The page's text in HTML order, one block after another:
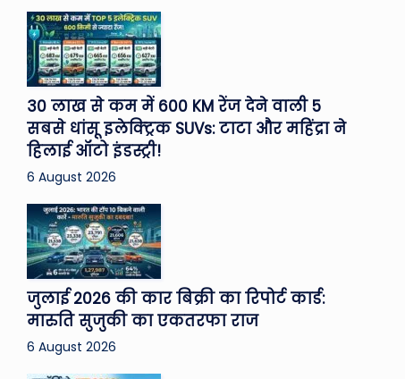
30 लाख से कम में 600 KM रेंज देने वाली 5
सबसे धांसू इलेक्ट्रिक SUVs: टाटा और महिंद्रा ने
हिलाई ऑटो इंडस्ट्री!
6 August 2026
जुलाई 2026 की कार बिक्री का रिपोर्ट कार्ड:
मारुति सुजुकी का एकतरफा राज
6 August 2026